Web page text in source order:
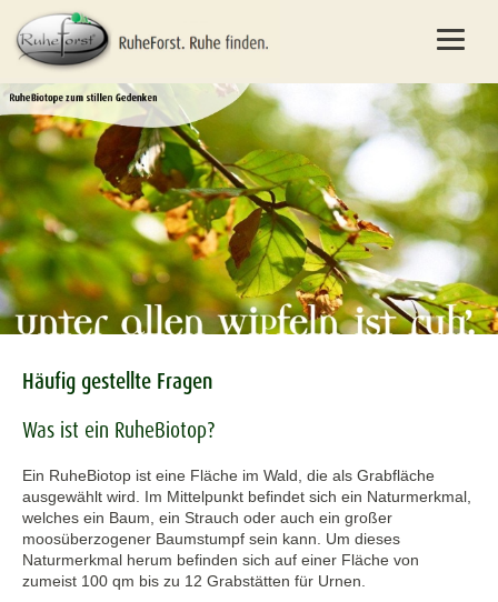
Häufig gestellte Fragen
Was ist ein RuheBiotop?
Ein RuheBiotop ist eine Fläche im Wald, die als Grabfläche
ausgewählt wird. Im Mittelpunkt befindet sich ein Naturmerkmal,
welches ein Baum, ein Strauch oder auch ein großer
moosüberzogener Baumstumpf sein kann. Um dieses
Naturmerkmal herum befinden sich auf einer Fläche von
zumeist 100 qm bis zu 12 Grabstätten für Urnen.